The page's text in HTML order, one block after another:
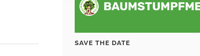
SAVE THE DATE